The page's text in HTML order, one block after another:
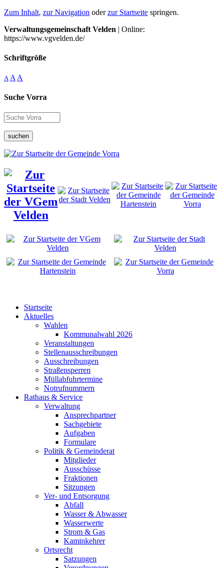
Zum Inhalt, zur Navigation oderzur Startseite springen.
Verwaltungsgemeinschaft Velden | Online:
https://www.vgvelden.de/
Schriftgröße
A A A
Suche Vorra
suchen
Startseite
Aktuelles
Wahlen
Kommunalwahl 2026
Veranstaltungen
Stellenausschreibungen
Ausschreibungen
Straßensperren
Müllabfuhrtermine
Notrufnummern
Rathaus & Service
Verwaltung
Ansprechpartner
Sachgebiete
Aufgaben
Formulare
Politik & Gemeinderat
Mitglieder
Ausschüsse
Fraktionen
Sitzungen
Ver- und Entsorgung
Abfall
Wasser & Abwasser
Wasserwerte
Strom & Gas
Kaminkehrer
Ortsrecht
Satzungen